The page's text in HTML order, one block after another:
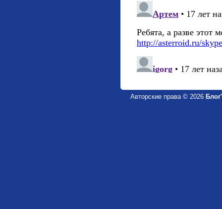
Авторские права © 2026